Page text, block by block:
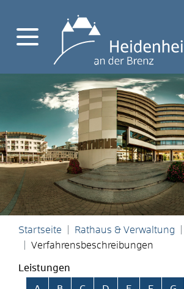
Startseite Rathaus & Verwaltung
Verfahrensbeschreibungen
Leistungen
Alphabetisches Register überspringen